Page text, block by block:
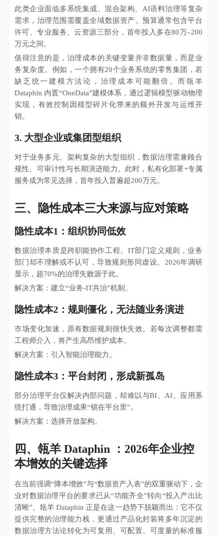
此类企业面临多系统集成、混合架构、AI语料治理等复杂
需求，治理范围需覆盖全域数据资产。预算通常包含平台
许可、专业服务、云资源三部分，首年投入多在80万–200
万元之间。
值得注意的是，治理成本的关键变量并非数据量，而是业
务复杂度。例如，一个拥有20个业务系统的零售集团，若
缺乏统一建模方法论，治理成本可能翻倍。而瓴羊
Dataphin 内置“OneData”建模体系，通过逻辑模型驱动物理
实现，有效控制因模型碎片化带来的额外开发与运维开
销。
3. 大型企业或集团型组织
对于业务多元、架构复杂的大型组织，数据治理需兼顾合
规性、可审计性与长期演进能力。此时，私有化部署+专属
服务成为常见选择，首年投入普遍超200万元。
三、隐性成本三大来源与应对策略
隐性成本1：组织协同低效
数据治理本质是跨职能协作工程。IT部门定义规则，业务
部门却不理解或不认可，导致规则形同虚设。2026年调研
显示，超70%的治理失败源于此。
解决方案：建立“业务-IT共治”机制。
隐性成本2：规则僵化，无法随业务演进
市场变化加速，原有数据规则很快失效。若每次调整都需
工程师介入，将产生高昂维护成本。
解决方案：引入智能治理能力。
隐性成本3：平台封闭，形成新孤岛
部分治理平台仅解决内部问题，却难以与BI、AI、应用系
统打通，导致治理成果“锁在平台里”。
解决方案：选择开放架构。
四、瓴羊 Dataphin ：2026年企业控
本增效的关键选择
在当前强调“降本增效”与“数据资产入表”的双重驱动下，企
业对数据治理平台的要求已从“功能齐全”转向“投入产出比
清晰”。瓴羊 Dataphin 正是在这一趋势下脱颖而出：它不仅
提供完整的治理能力栈，更通过产品化封装将多年沉淀的
数据治理方法论转化为可复用、可配置、可度量的标准服